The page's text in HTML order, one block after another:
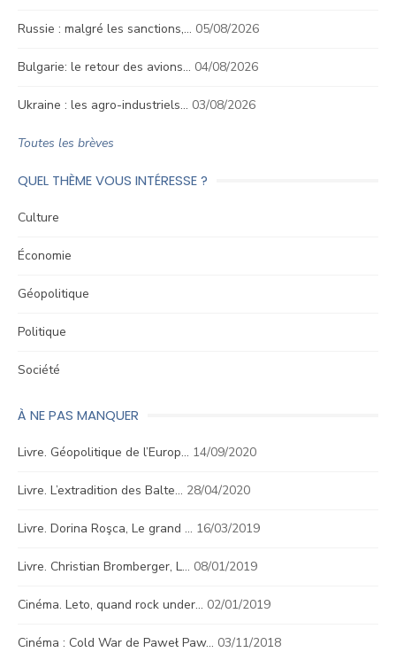
Russie : malgré les sanctions,… 05/08/2026
Bulgarie: le retour des avions… 04/08/2026
Ukraine : les agro-industriels… 03/08/2026
Toutes les brèves
QUEL THÈME VOUS INTÉRESSE ?
Culture
Économie
Géopolitique
Politique
Société
À NE PAS MANQUER
Livre. Géopolitique de l’Europ… 14/09/2020
Livre. L’extradition des Balte… 28/04/2020
Livre. Dorina Roşca, Le grand … 16/03/2019
Livre. Christian Bromberger, L… 08/01/2019
Cinéma. Leto, quand rock under… 02/01/2019
Cinéma : Cold War de Paweł Paw… 03/11/2018